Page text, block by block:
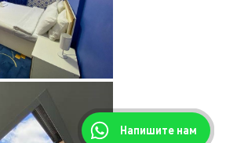
Напишите нам